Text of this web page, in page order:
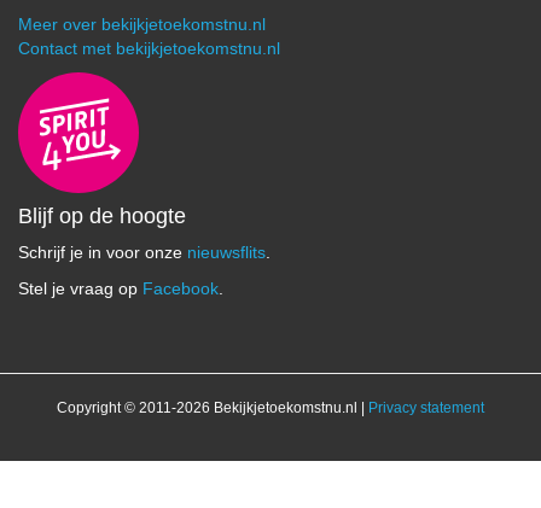
Meer over bekijkjetoekomstnu.nl
Contact met bekijkjetoekomstnu.nl
Blijf op de hoogte
Schrijf je in voor onze nieuwsflits
Stel je vraag op Facebook
Copyright © 2011-2026 Bekijkjetoekomstnu.nl | Privacy statement